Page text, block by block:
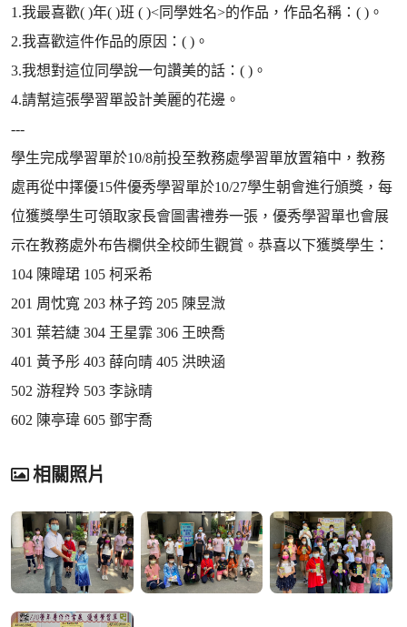
1.我最喜歡( )年( )班 ( )<同學姓名>的作品，作品名稱：( )。
2.我喜歡這件作品的原因：( )。
3.我想對這位同學說一句讚美的話：( )。
4.請幫這張學習單設計美麗的花邊。
---
學生完成學習單於10/8前投至教務處學習單放置箱中，教務
處再從中擇優15件優秀學習單於10/27學生朝會進行頒獎，每
位獲獎學生可領取家長會圖書禮券一張，優秀學習單也會展
示在教務處外布告欄供全校師生觀賞。恭喜以下獲獎學生：
104 陳暐珺 105 柯采希
201 周忱寬 203 林子筠 205 陳昱溦
301 葉若緁 304 王星霏 306 王映喬
401 黃予彤 403 薛向晴 405 洪映涵
502 游程羚 503 李詠晴
602 陳亭瑋 605 鄧宇喬
相關照片